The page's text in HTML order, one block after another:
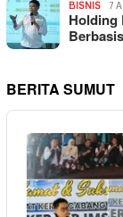
BISNIS 7
Holding
BERITA SUMUT